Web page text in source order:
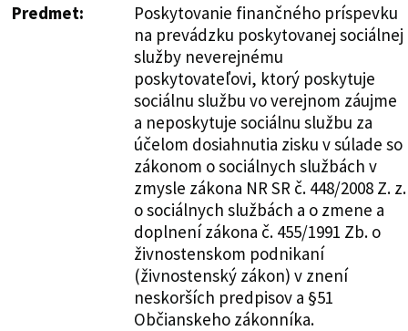
Predmet:
Poskytovanie finančného príspevku
na prevádzku poskytovanej sociálnej
služby neverejnému
poskytovateľovi, ktorý poskytuje
sociálnu službu vo verejnom záujme
a neposkytuje sociálnu službu za
účelom dosiahnutia zisku v súlade so
zákonom o sociálnych službách v
zmysle zákona NR SR č. 448/2008 Z. z.
o sociálnych službách a o zmene a
doplnení zákona č. 455/1991 Zb. o
živnostenskom podnikaní
(živnostenský zákon) v znení
neskorších predpisov a §51
Občianskeho zákonníka.